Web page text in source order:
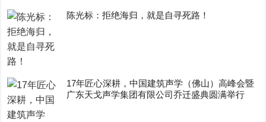
陈光标：拒绝海归，就是自寻死路！
17年匠心深耕，中国建筑声学（佛山）高峰会暨
广东天戈声学集团有限公司乔迁盛典圆满举行